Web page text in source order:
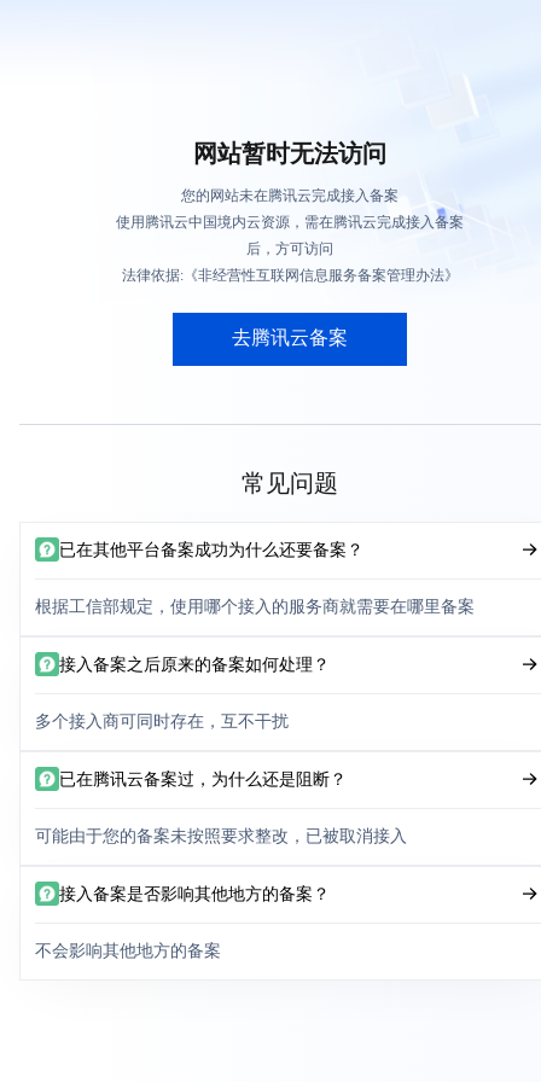
网站暂时无法访问
您的网站未在腾讯云完成接入备案
使用腾讯云中国境内云资源，需在腾讯云完成接入备案
后，方可访问
法律依据:《非经营性互联网信息服务备案管理办法》
去腾讯云备案
常见问题
已在其他平台备案成功为什么还要备案？
根据工信部规定，使用哪个接入的服务商就需要在哪里备案
接入备案之后原来的备案如何处理？
多个接入商可同时存在，互不干扰
已在腾讯云备案过，为什么还是阻断？
可能由于您的备案未按照要求整改，已被取消接入
接入备案是否影响其他地方的备案？
不会影响其他地方的备案